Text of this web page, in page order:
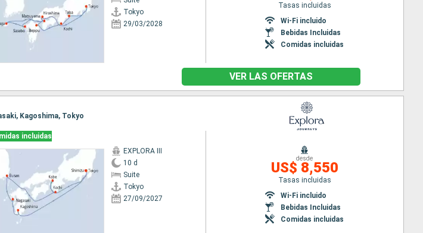
Tokyo
29/03/2028
Tasas incluidas
Wi-Fi incluido
Bebidas Incluidas
Comidas incluidas
VER LAS OFERTAS
Kagoshima, Tokyo
incluidas
EXPLORA III
10 d
Suite
Tokyo
27/09/2027
desde
US$ 8,550
Tasas incluidas
Wi-Fi incluido
Bebidas Incluidas
Comidas incluidas